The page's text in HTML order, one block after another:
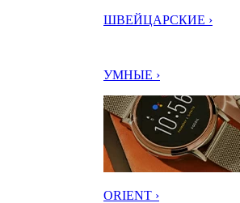
ШВЕЙЦАРСКИЕ ›
УМНЫЕ ›
ORIENT ›